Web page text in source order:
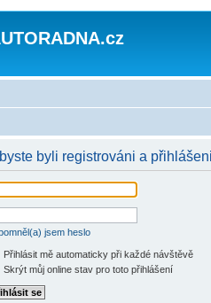
byli registrováni a
jsem heslo
Přihlásit mě automaticky při každé návštěvě
Skrýt můj online stav pro toto přihlášení